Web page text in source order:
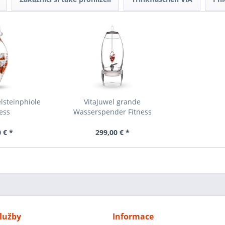
€ *
VitaJuwel grande
Wasserspender Fitness
299,00 € *
Informace